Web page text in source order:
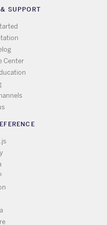
SUPPORT
Center